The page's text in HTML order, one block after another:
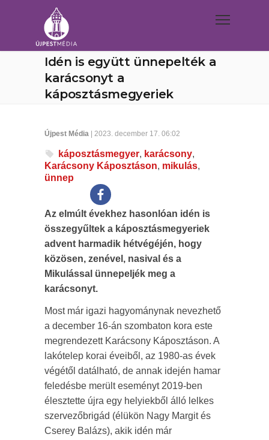
Idén is együtt ünnepelték a
karácsonyt a
káposztásmegyeriek
Újpest Média | 2023. december 17. 06:02
káposztásmegyer, karácsony,
Karácsony Káposztáson, mikulás,
ünnep
Az elmúlt évekhez hasonlóan idén is
összegyűltek a káposztásmegyeriek
advent harmadik hétvégéjén, hogy
közösen, zenével, nasival és a
Mikulással ünnepeljék meg a
karácsonyt.
Most már igazi hagyománynak nevezhető
a december 16-án szombaton kora este
megrendezett Karácsony Káposztáson. A
lakótelep korai éveiből, az 1980-as évek
végétől datálható, de annak idején hamar
feledésbe merült eseményt 2019-ben
élesztette újra egy helyiekből álló lelkes
szervezőbrigád (élükön Nagy Margit és
Cserey Balázs), akik idén már